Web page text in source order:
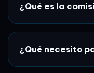
¿Qué es la
¿Qué necesito